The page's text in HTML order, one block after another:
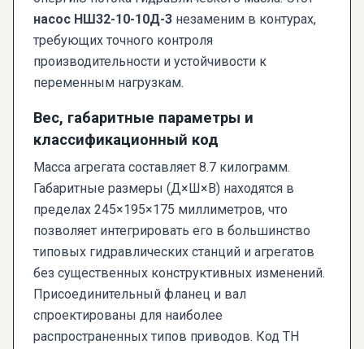
насос НШ32-10-10Д-3 незаменим в контурах,
требующих точного контроля
производительности и устойчивости к
переменным нагрузкам.
Вес, габаритные параметры и
классификационный код
Масса агрегата составляет 8.7 килограмм.
Габаритные размеры (Д×Ш×В) находятся в
пределах 245×195×175 миллиметров, что
позволяет интегрировать его в большинство
типовых гидравлических станций и агрегатов
без существенных конструктивных изменений.
Присоединительный фланец и вал
спроектированы для наиболее
распространенных типов приводов. Код ТН